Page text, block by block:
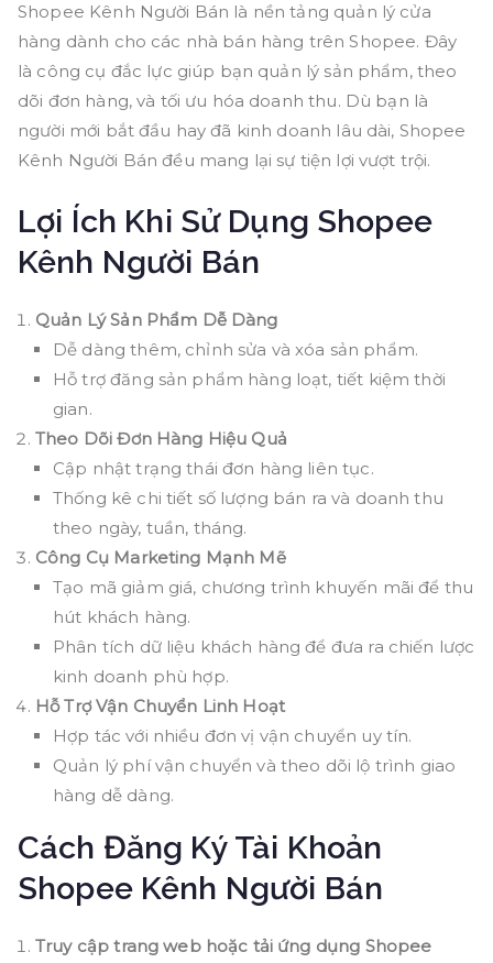
Hướng
dẫn
toàn
diện
cho
người
bắt
Shopee Kênh Người Bán là nền tảng quản lý cửa
hàng dành cho các nhà bán hàng trên Shopee. Đây
là công cụ đắc lực giúp bạn quản lý sản phẩm, theo
dõi đơn hàng, và tối ưu hóa doanh thu. Dù bạn là
người mới bắt đầu hay đã kinh doanh lâu dài, Shopee
Kênh Người Bán đều mang lại sự tiện lợi vượt trội.
Lợi Ích Khi Sử Dụng Shopee
Kênh Người Bán
Quản Lý Sản Phẩm Dễ Dàng
Dễ dàng thêm, chỉnh sửa và xóa sản phẩm.
Hỗ trợ đăng sản phẩm hàng loạt, tiết kiệm thời
gian.
Theo Dõi Đơn Hàng Hiệu Quả
Cập nhật trạng thái đơn hàng liên tục.
Thống kê chi tiết số lượng bán ra và doanh thu
theo ngày, tuần, tháng.
Công Cụ Marketing Mạnh Mẽ
Tạo mã giảm giá, chương trình khuyến mãi để thu
hút khách hàng.
Phân tích dữ liệu khách hàng để đưa ra chiến lược
kinh doanh phù hợp.
Hỗ Trợ Vận Chuyển Linh Hoạt
Hợp tác với nhiều đơn vị vận chuyển uy tín.
Quản lý phí vận chuyển và theo dõi lộ trình giao
hàng dễ dàng.
Cách Đăng Ký Tài Khoản
Shopee Kênh Người Bán
Truy cập trang web hoặc tải ứng dụng Shopee